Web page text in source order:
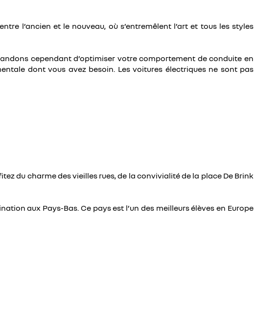
l’ancien et le nouveau, où s’entremêlent l’art et tous les styles
cependant d’optimiser votre comportement de conduite en
dont vous avez besoin. Les voitures électriques ne sont pas
du charme des vieilles rues, de la convivialité de la place De Brink
aux Pays-Bas. Ce pays est l’un des meilleurs élèves en Europe